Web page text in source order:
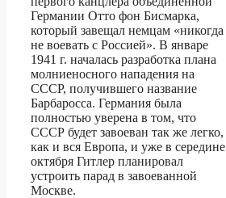
Германии Отто фон Бисмарка,
который завещал немцам «никогда
не воевать с Россией». В январе
1941 г. началась разработка плана
молниеносного нападения на
СССР, получившего название
Барбаросса. Германия была
полностью уверена в том, что
СССР будет завоеван так же легко,
как и вся Европа, и уже в середине
октября Гитлер планировал
устроить парад в завоеванной
Москве.